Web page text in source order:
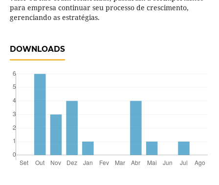
para empresa continuar seu processo de crescimento,
gerenciando as estratégias.
DOWNLOADS